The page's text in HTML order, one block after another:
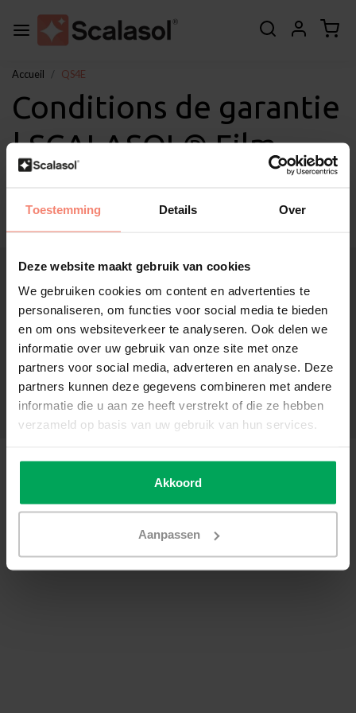
Toestemming Details Over
Deze website maakt gebruik van cookies
We gebruiken cookies om content en advertenties te
personaliseren, om functies voor social media te bieden
en om ons websiteverkeer te analyseren. Ook delen we
informatie over uw gebruik van onze site met onze
partners voor social media, adverteren en analyse. Deze
partners kunnen deze gegevens combineren met andere
informatie die u aan ze heeft verstrekt of die ze hebben
verzameld op basis van uw gebruik van hun services.
Akkoord
Aanpassen
Accueil QS4E
Conditions de garantie
| SCALASOL® Film
sécurité QS4E
À propos de Scalasol®
Applications
Service
Autres
Soutien à la clientèle
Mon compte
Catégories
Coordonnées